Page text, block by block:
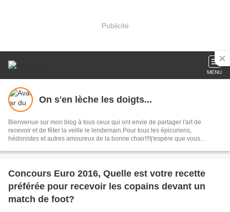
Publicité
MENU
On s'en lèche les doigts...
Bienvenue sur mon blog à tous ceux qui ont envie de partager l'art de
recevoir et de fêter la veille le lendemain.Pour tous les épicuriens,
hédonistes et autres amoureux de la bonne chair!!!!j'espère que vous
plaisir à les réaliser.n'hésitez surtout pas à me laisser vos réactions ou vos
table!!! Pepitavignon.
Concours Euro 2016, Quelle est votre recette
préférée pour recevoir les copains devant un
match de foot?